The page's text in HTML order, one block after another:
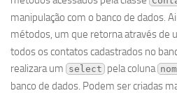
manipulação com o banco de dados.
métodos, um que retorna através de
todos os contatos cadastrados no
realizara um select pela coluna
banco de dados. Podem ser criadas